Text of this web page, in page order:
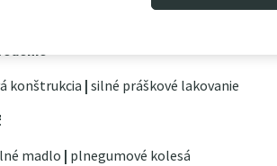
konštrukcia |silné práškové lakovanie
madlo | plnegumové kolesá